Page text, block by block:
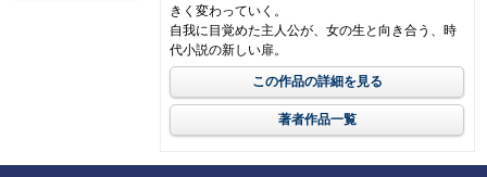
きく変わっていく。
自我に目覚めた主人公が、女の生と向き合う、時
代小説の新しい扉。
この作品の詳細を見る
著者作品一覧